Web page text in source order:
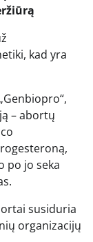
kad yra
– abortų
po jo seka
susiduria
organizacijų